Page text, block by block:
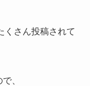
くさん投稿されて
、